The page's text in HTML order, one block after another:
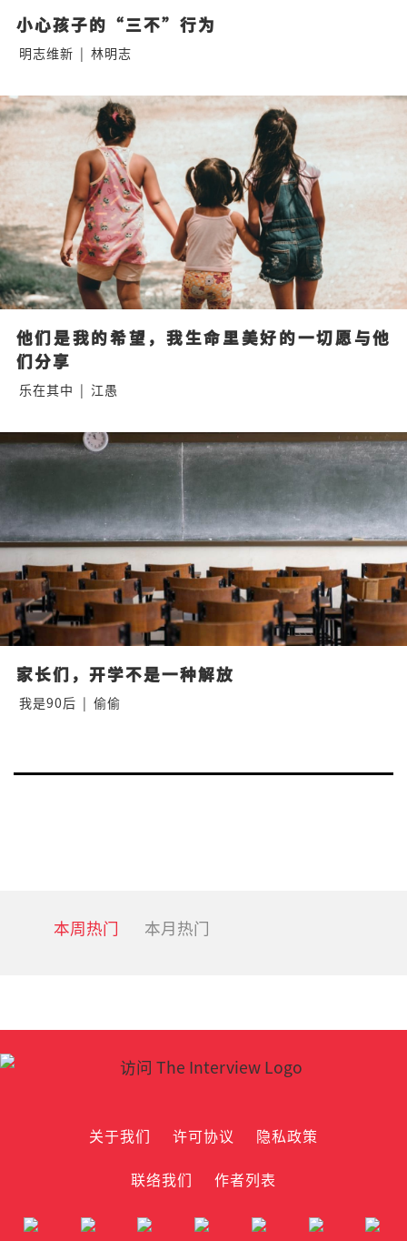
小心孩子的“三不”行为
明志维新 | 林明志
他们是我的希望，我生命里美好的一切愿与他
们分享
乐在其中 | 江愚
家长们，开学不是一种解放
我是90后 | 偷偷
本周热门 本月热门
关于我们 许可协议
隐私政策
联络我们
作者列表